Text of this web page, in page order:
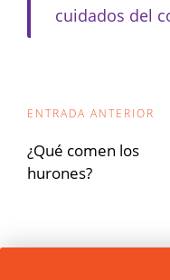
cuidados del
Navegación
de
ENTRADA ANTERIOR
¿Qué comen los
hurones?